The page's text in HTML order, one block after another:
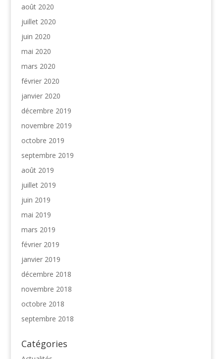
août 2020
juillet 2020
juin 2020
mai 2020
mars 2020
février 2020
janvier 2020
décembre 2019
novembre 2019
octobre 2019
septembre 2019
août 2019
juillet 2019
juin 2019
mai 2019
mars 2019
février 2019
janvier 2019
décembre 2018
novembre 2018
octobre 2018
septembre 2018
Catégories